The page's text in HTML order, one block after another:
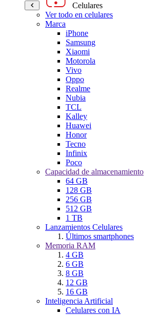
Celulares
Ver todo en celulares
Marca
iPhone
Samsung
Xiaomi
Motorola
Vivo
Oppo
Realme
Nubia
TCL
Kalley
Huawei
Honor
Tecno
Infinix
Poco
Capacidad de almacenamiento
64 GB
128 GB
256 GB
512 GB
1 TB
Lanzamientos Celulares
Últimos smartphones
Memoria RAM
4 GB
6 GB
8 GB
12 GB
16 GB
Inteligencia Artificial
Celulares con IA